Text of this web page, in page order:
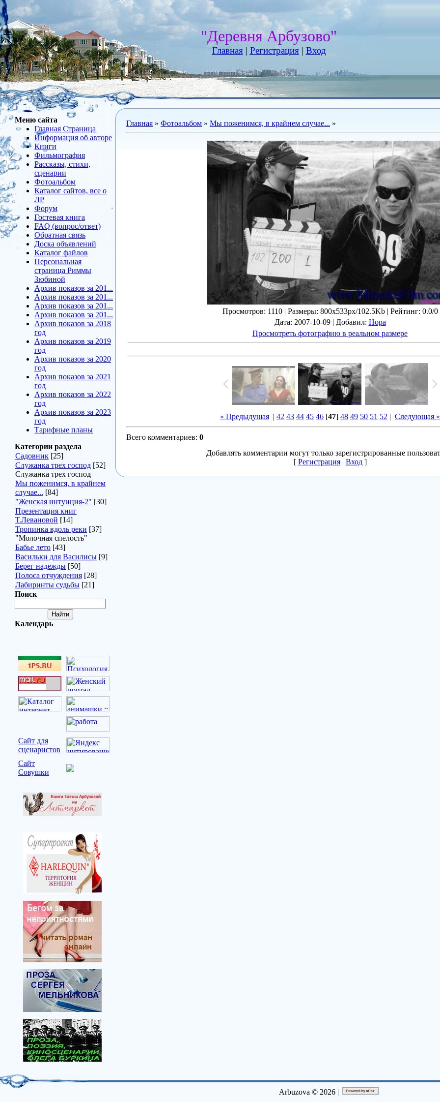
"Деревня Арбузово"
Главная| Регистрация| Вход
Меню сайта
Главная Страница
Информация об авторе
Книги
Фильмография
Рассказы, стихи,
сценарии
Фотоальбом
Каталог сайтов, все о
ЛР
Форум
Гостевая книга
FAQ (вопрос/ответ)
Обратная связь
Доска объявлений
Каталог файлов
Персональная
страница Риммы
Зюбиной
Архив показов за 201...
Архив показов за 201...
Архив показов за 201...
Архив показов за 201...
Архив показов за 2018
год
Архив показов за 2019
год
Архив показов за 2020
год
Архив показов за 2021
год
Архив показов за 2022
год
Архив показов за 2023
год
Тарифные планы
Категории раздела
Садовник [25]
Служанка трех господ [52]
Служанка трех господ
Мы поженимся, в крайнем
случае... [84]
"Женская интуиция-2" [30]
Презентация книг
Т.Левановой [14]
Тропинка вдоль реки [37]
"Молочная спелость"
Бабье лето [43]
Васильки для Василисы [9]
Берег надежды [50]
Полоса отчуждения [28]
Лабиринты судьбы [21]
Поиск
Календарь
Сайт для
сценаристов
Сайт
Совушки
Главная » Фотоальбом » Мы поженимся, в крайнем случае... »
Просмотров: 1110 | Размеры: 800x533px/102.5Kb | Рейтинг: 0.0/0
Дата: 2007-10-09 | Добавил: Нора
Просмотреть фотографию в реальном размере
« Предыдущая | 42 43 44 45 46 [47] 48 49 50 51 52 | Следующая »
Всего комментариев: 0
Добавлять комментарии могут только зарегистрированные
[ Регистрация| Вход]
Arbuzova © 2026 |